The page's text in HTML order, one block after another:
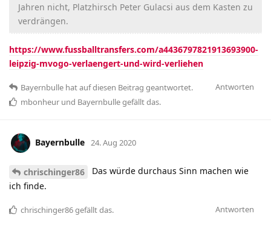
Jahren nicht, Platzhirsch Peter Gulacsi aus dem Kasten zu
verdrängen.
https://www.fussballtransfers.com/a4436797821913693900-
leipzig-mvogo-verlaengert-und-wird-verliehen
Antworten
Bayernbulle hatauf diesen Beitrag geantwortet.
mbonheur und Bayernbullegefällt das.
Bayernbulle 24. Aug 2020
chrischinger86
Das würde durchaus Sinn machen wie
ich finde.
Antworten
chrischinger86gefällt das.